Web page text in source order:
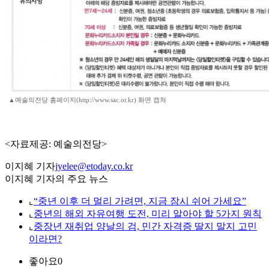
▲예술의전당 홈페이지(http://www.sac.or.kr) 화면 캡쳐
<자료제공: 예술의전당>
이지혜 기자jyelee@etoday.co.kr
이지혜 기자의 주요 뉴스
⌞ “중년 이후 더 멀리 가려면, 지금 잠시 쉬어 가세요”
⌞ 중년의 해외 자유여행 도전, 미리 알아야 할 5가지 원칙
⌞ 중장년 재취업 양날의 검, 민간 자격증 딸지 말지 고민
이라면?
좋아요0